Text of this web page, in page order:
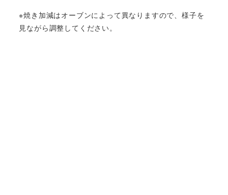
※焼き加減はオーブンによって異なりますので、様子を
見ながら調整してください。